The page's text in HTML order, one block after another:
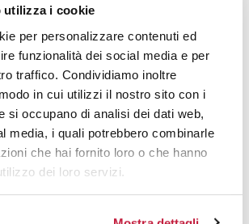
utilizza i cookie
per personalizzare contenuti ed
funzionalità dei social media e per
traffico. Condividiamo inoltre
in cui utilizzi il nostro sito con i
si occupano di analisi dei dati web,
media, i quali potrebbero combinarle
che hai fornito loro o che hanno
dei loro servizi.
€ 0,32
€ 0,32 € 0,32
€ 0,32 € 0,32
€ 0,32 € 0,32
€ 0,30 € 0,30